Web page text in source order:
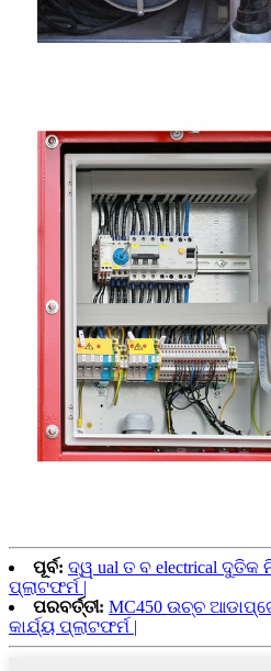
ପୂର୍ବ: ଦ୍ୱ ual ତ ବ electrical
ପ୍ଲାଟଫର୍ମ |
ପରବର୍ତ୍ତୀ: MC450 ଉଚ୍ଚ
କାର୍ଯ୍ୟ ପ୍ଲାଟଫର୍ମ |